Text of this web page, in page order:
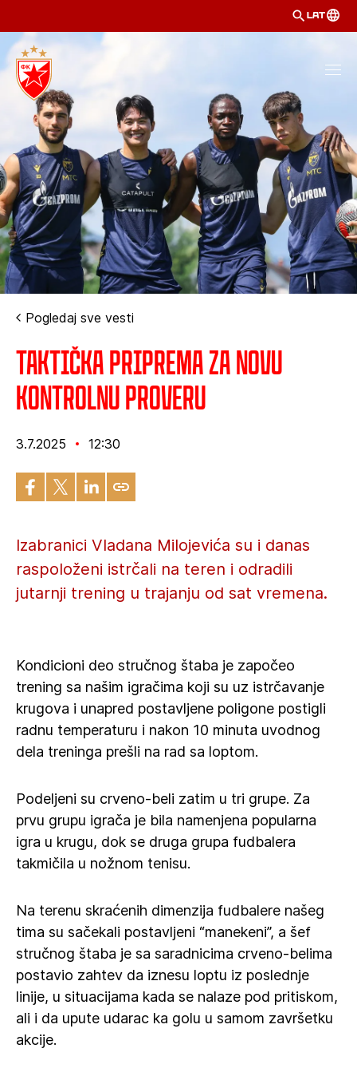
LAT
Pogledaj sve vesti
Taktička priprema za novu
kontrolnu proveru
3.7.2025 12:30
Izabranici Vladana Milojevića su i danas
raspoloženi istrčali na teren i odradili
jutarnji trening u trajanju od sat vremena.
Kondicioni deo stručnog štaba je započeo
trening sa našim igračima koji su uz istrčavanje
krugova i unapred postavljene poligone postigli
radnu temperaturu i nakon 10 minuta uvodnog
dela treninga prešli na rad sa loptom.
Podeljeni su crveno-beli zatim u tri grupe. Za
prvu grupu igrača je bila namenjena popularna
igra u krugu, dok se druga grupa fudbalera
takmičila u nožnom tenisu.
Na terenu skraćenih dimenzija fudbalere našeg
tima su sačekali postavljeni “manekeni”, a šef
stručnog štaba je sa saradnicima crveno-belima
postavio zahtev da iznesu loptu iz poslednje
linije, u situacijama kada se nalaze pod pritiskom,
ali i da upute udarac ka golu u samom završetku
akcije.